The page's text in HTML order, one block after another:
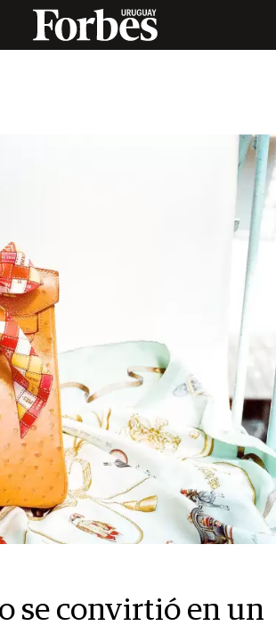
se convirtió en un